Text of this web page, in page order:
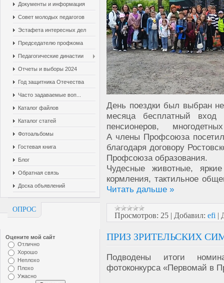
Документы и информация
Совет молодых педагогов
Эстафета интересных дел
Председателю профкома
Педагогические династии
Отчеты и выборы 2024
Год защитника Отечества
Часто задаваемые воп...
Каталог файлов
Каталог статей
Фотоальбомы
Гостевая книга
Блог
Обратная связь
Доска объявлений
ОПРОС
Оцените мой сайт
Отлично
Хорошо
Неплохо
Плохо
Ужасно
День поездки был выбран
месяца бесплатный
пенсионеров,
А члены Профсоюза
благодаря договору
Профсоюза образования.
Чудесные животные,
кормления, тактильное
Читать дальше »
Просмотров: 25 | Добавил: efi |
ПРИЗ ЗРИТЕЛЬСКИХ
Подводены итоги
фотоконкурса «Первомай в